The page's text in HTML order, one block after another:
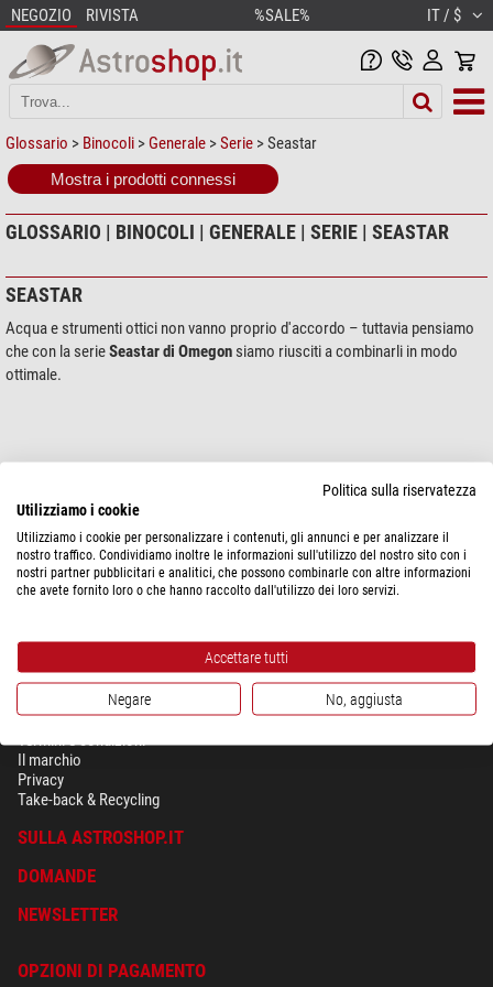
NEGOZIO RIVISTA %SALE% IT / $
Glossario > Binocoli > Generale >Serie > Seastar
Mostra i prodotti connessi
GLOSSARIO | BINOCOLI | GENERALE | SERIE | SEASTAR
SEASTAR
Acqua e strumenti ottici non vanno proprio d'accordo – tuttavia pensiamo
che con la serieSeastar di Omegon siamo riusciti a combinarli in modo
ottimale.
SICUREZZA & PRIVACY
Termini e condizioni
Il marchio
Privacy
Take-back & Recycling
SULLA ASTROSHOP.IT
DOMANDE
NEWSLETTER
OPZIONI DI PAGAMENTO
Politica sulla riservatezza
Utilizziamo i cookie
Utilizziamo i cookie per personalizzare i contenuti, gli annunci e per analizzare il
nostro traffico. Condividiamo inoltre le informazioni sull'utilizzo del nostro sito con i
nostri partner pubblicitari e analitici, che possono combinarle con altre informazioni
che avete fornito loro o che hanno raccolto dall'utilizzo dei loro servizi.
Accettare tutti
Negare No, aggiusta